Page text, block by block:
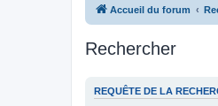
Accueil du forum
Rechercher
REQUÊTE DE LA